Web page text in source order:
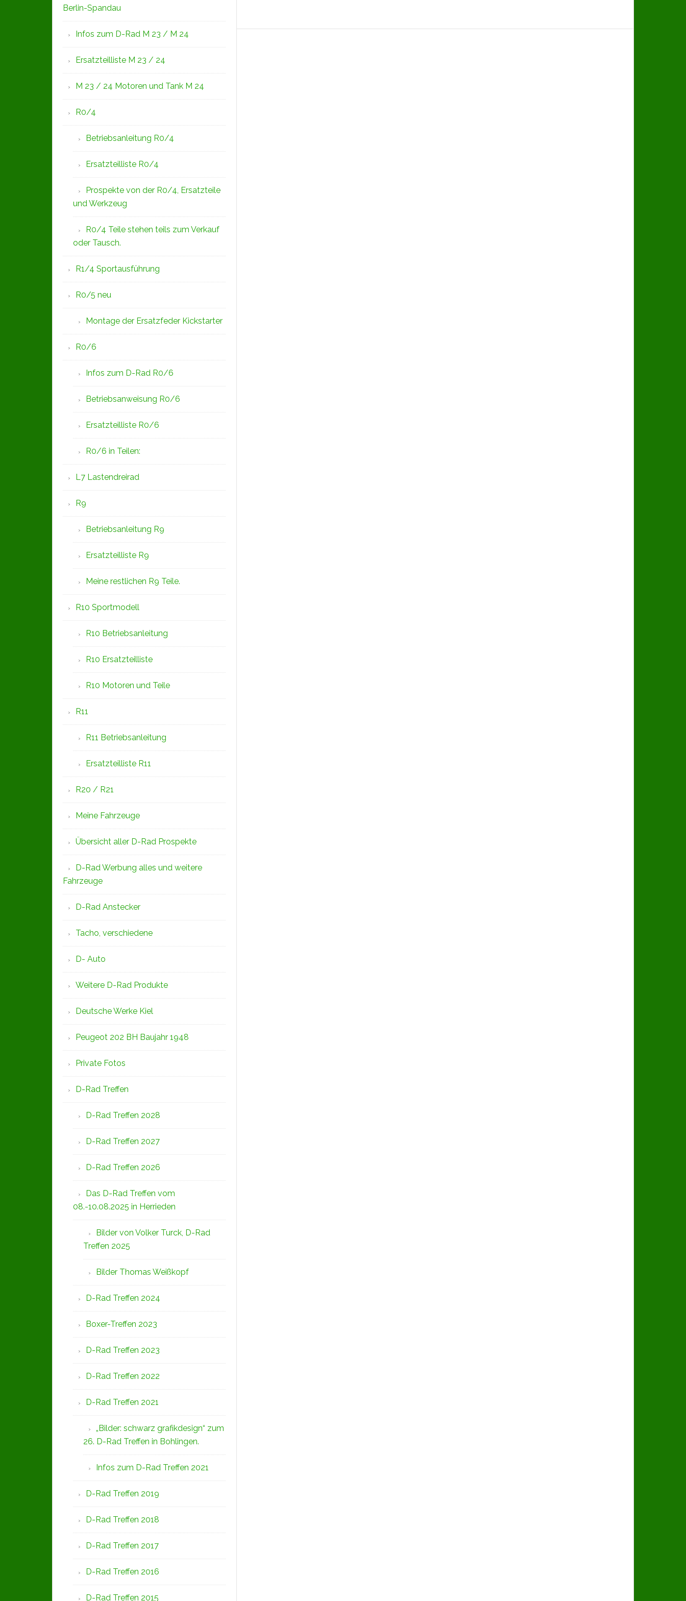
Berlin-Spandau
Infos zum D-Rad M 23 / M 24
Ersatzteilliste M 23 / 24
M 23 / 24 Motoren und Tank M 24
R0/4
Betriebsanleitung R0/4
Ersatzteilliste R0/4
Prospekte von der R0/4, Ersatzteile
und Werkzeug
R0/4 Teile stehen teils zum Verkauf
oder Tausch.
R1/4 Sportausführung
R0/5 neu
Montage der Ersatzfeder Kickstarter
R0/6
Infos zum D-Rad R0/6
Betriebsanweisung R0/6
Ersatzteilliste R0/6
R0/6 in Teilen:
L7 Lastendreirad
R9
Betriebsanleitung R9
Ersatzteilliste R9
Meine restlichen R9 Teile.
R10 Sportmodell
R10 Betriebsanleitung
R10 Ersatzteilliste
R10 Motoren und Teile
R11
R11 Betriebsanleitung
Ersatzteilliste R11
R20 / R21
Meine Fahrzeuge
Übersicht aller D-Rad Prospekte
D-Rad Werbung alles und weitere
Fahrzeuge
D-Rad Anstecker
Tacho, verschiedene
D- Auto
Weitere D-Rad Produkte
Deutsche Werke Kiel
Peugeot 202 BH Baujahr 1948
Private Fotos
D-Rad Treffen
D-Rad Treffen 2028
D-Rad Treffen 2027
D-Rad Treffen 2026
Das D-Rad Treffen vom
08.-10.08.2025 in Herrieden
Bilder von Volker Turck, D-Rad
Treffen 2025
Bilder Thomas Weißkopf
D-Rad Treffen 2024
Boxer-Treffen 2023
D-Rad Treffen 2023
D-Rad Treffen 2022
D-Rad Treffen 2021
„Bilder: schwarz grafikdesign“ zum
26. D-Rad Treffen in Bohlingen.
Infos zum D-Rad Treffen 2021
D-Rad Treffen 2019
D-Rad Treffen 2018
D-Rad Treffen 2017
D-Rad Treffen 2016
D-Rad Treffen 2015